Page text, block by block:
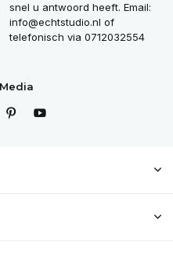
snel u antwoord heeft. Email:
info@echtstudio.nl of
telefonisch via 0712032554